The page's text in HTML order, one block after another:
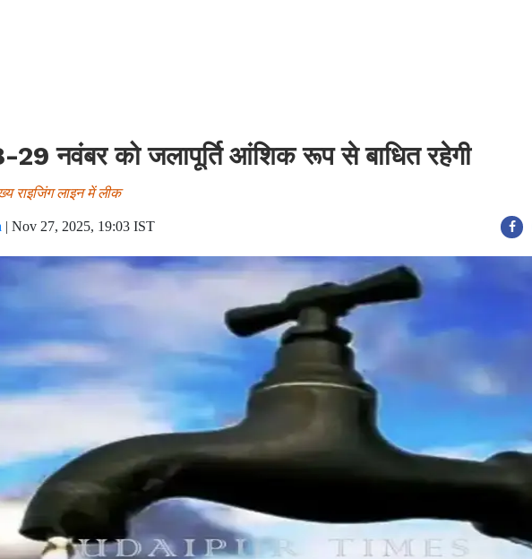
नवंबर को जलापूर्ति आंशिक रूप से बाधित रहेगी
राइजिंग लाइन में लीक
| Nov 27, 2025, 19:03 IST